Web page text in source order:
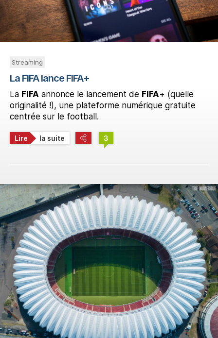
Streaming
La FIFA lance FIFA+
La FIFA annonce le lancement de FIFA+ (quelle
originalité !), une plateforme numérique gratuite
centrée sur le football.
Lire la suite 3